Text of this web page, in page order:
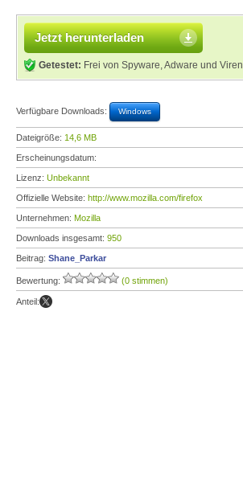
Jetzt herunterladen
Getestet: Frei von Spyware, Adware und Viren
Verfügbare Downloads: Windows
Dateigröße: 14,6 MB
Erscheinungsdatum:
Lizenz: Unbekannt
Offizielle Website: http://www.mozilla.com/firefox
Unternehmen: Mozilla
Downloads insgesamt: 950
Beitrag: Shane_Parkar
Bewertung: (0 stimmen)
Anteil: